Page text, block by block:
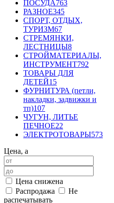
ПОСУДА763
РАЗНОЕ345
СПОРТ, ОТДЫХ,
ТУРИЗМ67
СТРЕМЯНКИ,
ЛЕСТНИЦЫ8
СТРОЙМАТЕРИАЛЫ,
ИНСТРУМЕНТ792
ТОВАРЫ ДЛЯ
ДЕТЕЙ15
ФУРНИТУРА (петли,
накладки, задвижки и
тп)107
ЧУГУН, ЛИТЬЕ
ПЕЧНОЕ22
ЭЛЕКТРОТОВАРЫ573
Цена,a
Цена снижена
Распродажа
Не
распечатывать